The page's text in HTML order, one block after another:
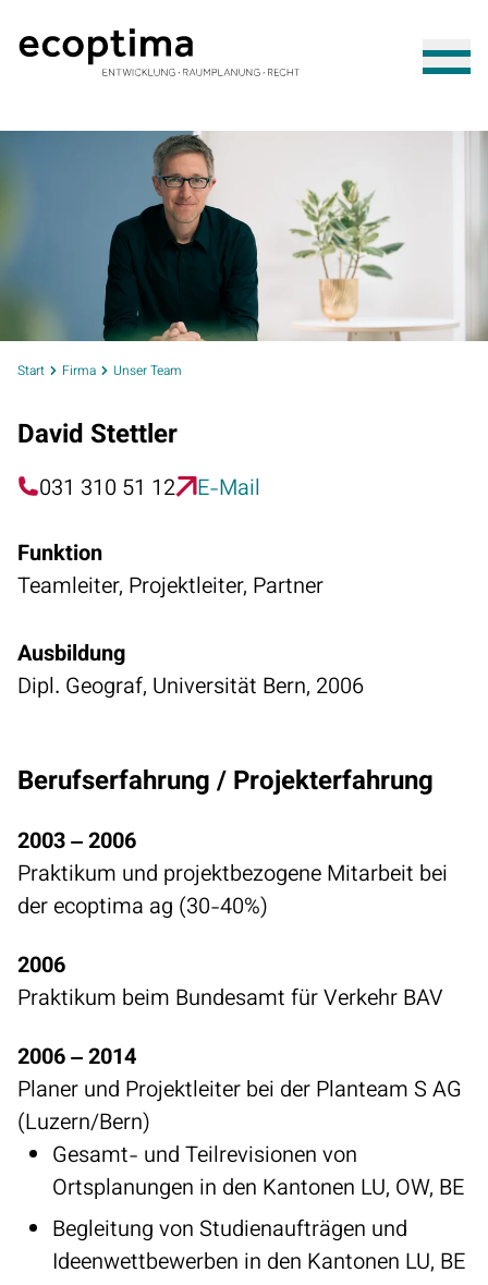
Start Firma Unser Team
David Stettler
031 310 51 12
E-Mail
Funktion
Teamleiter, Projektleiter, Partner
Ausbildung
Dipl. Geograf, Universität Bern‭, ‬2006
Berufserfahrung / Projekterfahrung
2003 – 2006
Praktikum und projektbezogene Mitarbeit bei
der ecoptima ag‭ (‬30-40%‭)‬
2006
‭Praktikum beim Bundesamt für Verkehr BAV
2006 – 2014
Planer und Projektleiter bei der Planteam S AG‭
(‬Luzern/Bern‭)‬
Gesamt‭- ‬und Teilrevisionen von
Ortsplanungen in den Kantonen LU‭, ‬OW‭, ‬BE
Begleitung von Studienaufträgen und
Ideenwettbewerben in den Kantonen LU‭, ‬BE